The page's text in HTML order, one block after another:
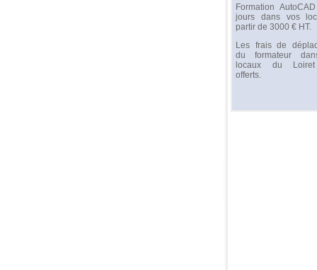
Formation
jours dans vos
partir de 3000 € HT.
Les frais de
du formateur
locaux du
offerts.